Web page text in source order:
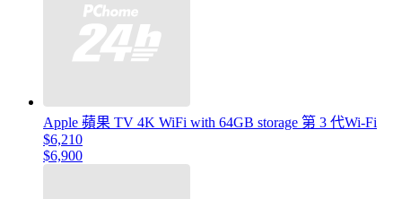
Apple 蘋果 TV 4K WiFi with 64GB storage 第 3 代Wi-Fi
$6,210
$6,900